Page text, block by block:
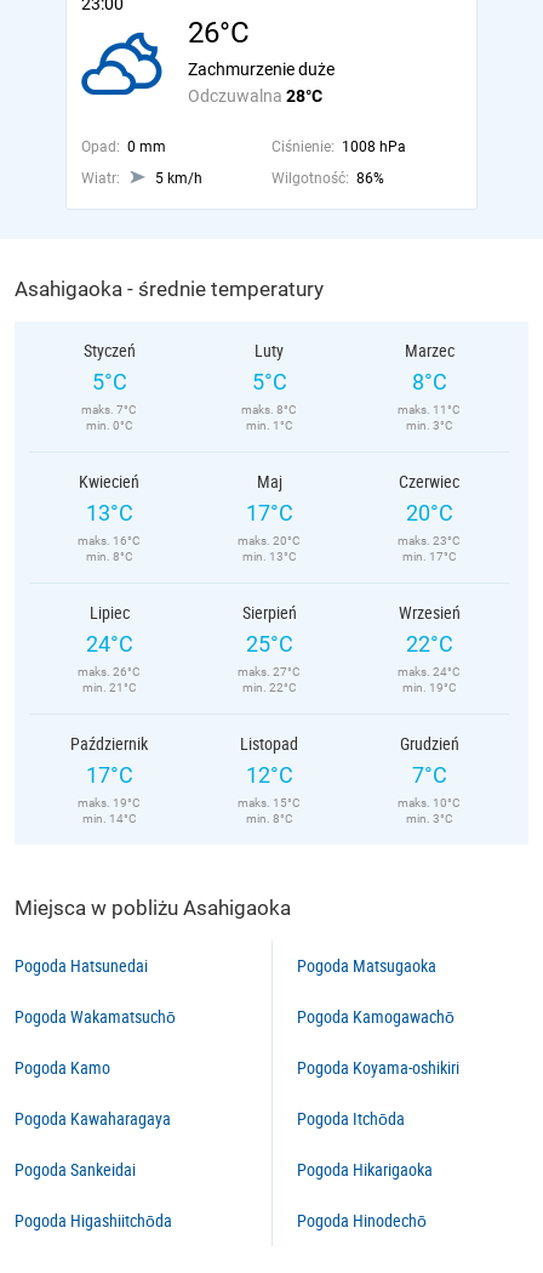
26°C
Odczuwalna 28°C
Zachmurzenie duże
Opad: 0 mm Ciśnienie: 1008 hPa
Wiatr:
5 km/h Wilgotność: 86%
Asahigaoka - średnie temperatury
Styczeń
5°C
maks. 7°C
min. 0°C
Luty
5°C
maks. 8°C
min. 1°C
Marzec
8°C
maks. 11°C
min. 3°C
Kwiecień
13°C
maks. 16°C
min. 8°C
Maj
17°C
maks. 20°C
min. 13°C
Czerwiec
20°C
maks. 23°C
min. 17°C
Lipiec
24°C
maks. 26°C
min. 21°C
Sierpień
25°C
maks. 27°C
min. 22°C
Wrzesień
22°C
maks. 24°C
min. 19°C
Październik
17°C
maks. 19°C
min. 14°C
Listopad
12°C
maks. 15°C
min. 8°C
Grudzień
7°C
maks. 10°C
min. 3°C
Miejsca w pobliżu Asahigaoka
Pogoda Hatsunedai
Pogoda Wakamatsuchō
Pogoda Kamo
Pogoda Kawaharagaya
Pogoda Sankeidai
Pogoda Higashiitchōda
Pogoda Matsugaoka
Pogoda Kamogawachō
Pogoda Koyama-oshikiri
Pogoda Itchōda
Pogoda Hikarigaoka
Pogoda Hinodechō